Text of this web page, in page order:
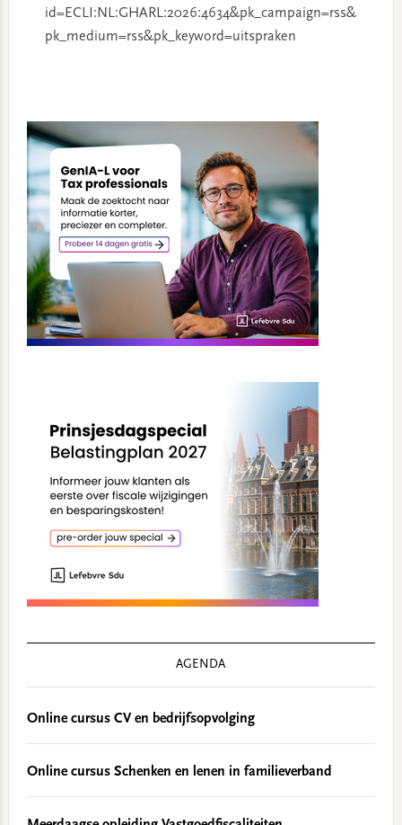
id=ECLI:NL:GHARL:2026:4634&pk_campaign=rss&
pk_medium=rss&pk_keyword=uitspraken
Sidebar
AGENDA
Online cursus CV en bedrijfsopvolging
Online cursus Schenken en lenen in familieverband